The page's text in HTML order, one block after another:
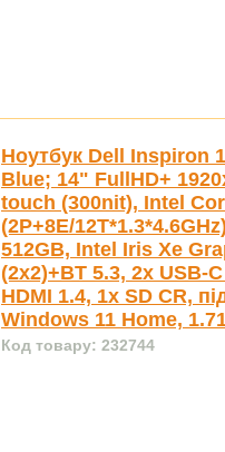
Ноутбук Dell Inspiron
Blue; 14" FullHD+
touch (300nit), Intel
(2P+8E/
512GB, Intel Iris Xe
(2x2)+BT 5.3, 2x USB-
HDMI 1.4, 1x SD CR,
Windows 11 Home,
Код товару: 232744